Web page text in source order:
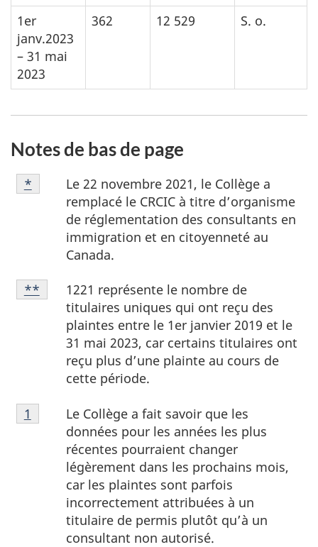
1er
janv.2023
– 31 mai
2023
362 12 529 S. o.
Notes de bas de page
Note
de
Le 22 novembre 2021, le Collège a
remplacé le CRCIC à titre d’organisme
de réglementation des consultants en
immigration et en citoyenneté au
Canada.
Retour à la référence de la note de bas de page
*
Note
de
1221 représente le nombre de
titulaires uniques qui ont reçu des
plaintes entre le 1er janvier 2019 et le
31 mai 2023, car certains titulaires ont
reçu plus d’une plainte au cours de
cette période.
Retour à la référence de la note de bas de page
**
Note
de
Le Collège a fait savoir que les
données pour les années les plus
récentes pourraient changer
légèrement dans les prochains mois,
car les plaintes sont parfois
incorrectement attribuées à un
titulaire de permis plutôt qu’à un
consultant non autorisé.
Retour à la référence de la note de bas de page
1